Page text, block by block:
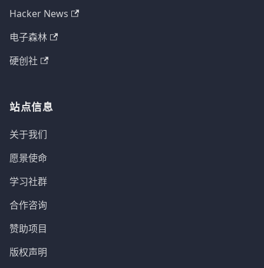
Hacker News
电子森林
硬创社
站点信息
关于我们
愿景使命
学习社群
合作咨询
赞助项目
版权声明